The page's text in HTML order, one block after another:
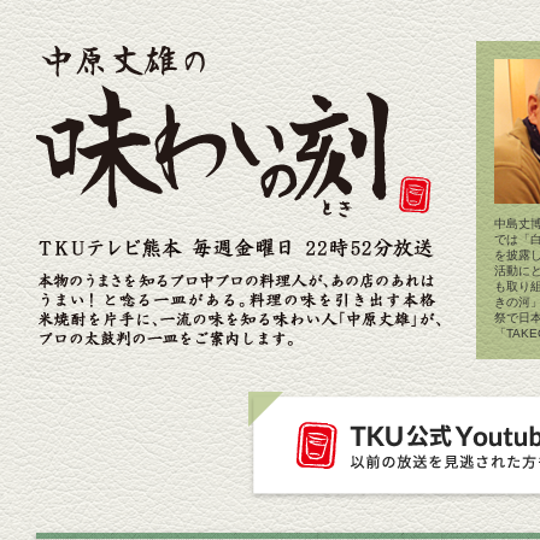
中島丈
では「
を披露
活動に
も取り
きの河
祭で日
「